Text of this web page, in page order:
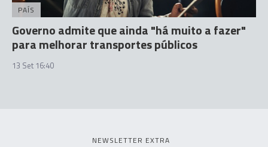
PAÍS
Governo admite que ainda "há muito a fazer"
para melhorar transportes públicos
13 Set 16:40
NEWSLETTER EXTRA